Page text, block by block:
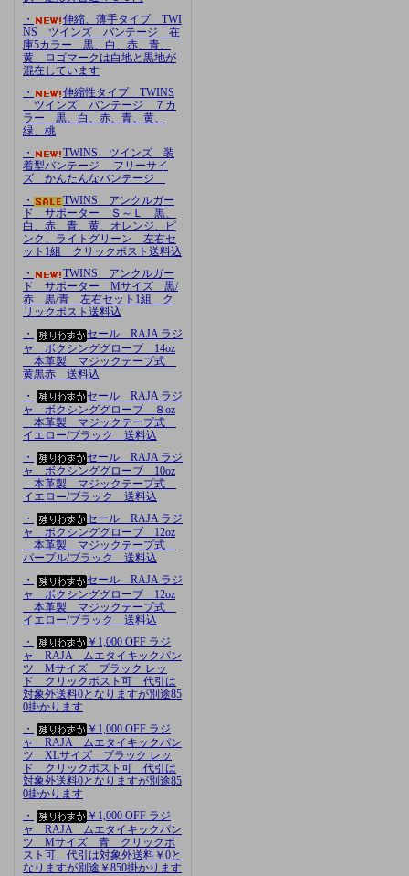
・
伸縮、薄手タイプ TWI
NS ツインズ バンテージ 在
庫5カラー 黒、白、赤、青、
黄 ロゴマークは白地と黒地が
混在しています
・
伸縮性タイプ TWINS
ツインズ バンテージ ７カ
ラー 黒、白、赤、青、黄、
緑、桃
・
TWINS ツインズ 装
着型バンテージ フリーサイ
ズ かんたんなバンテージ
・
TWINS アンクルガー
ド サポーター Ｓ～Ｌ 黒、
白、赤、青、黄、オレンジ、ピ
ンク、ライトグリーン 左右セ
ット1組 クリックポスト送料込
・
TWINS アンクルガー
ド サポーター Mサイズ 黒/
赤 黒/青 左右セット1組 ク
リックポスト送料込
・
セール RAJA ラジ
ャ ボクシンググローブ 14oz
本革製 マジックテープ式
黄黒赤 送料込
・
セール RAJA ラジ
ャ ボクシンググローブ ８oz
本革製 マジックテープ式
イエロー/ブラック 送料込
・
セール RAJA ラジ
ャ ボクシンググローブ 10oz
本革製 マジックテープ式
イエロー/ブラック 送料込
・
セール RAJA ラジ
ャ ボクシンググローブ 12oz
本革製 マジックテープ式
パープル/ブラック 送料込
・
セール RAJA ラジ
ャ ボクシンググローブ 12oz
本革製 マジックテープ式
イエロー/ブラック 送料込
・
￥1,000 OFF ラジ
ャ RAJA ムエタイキックパン
ツ Mサイズ ブラック レッ
ド クリックポスト可 代引は
対象外送料0となりますが別途85
0掛かります
・
￥1,000 OFF ラジ
ャ RAJA ムエタイキックパン
ツ XLサイズ ブラック レッ
ド クリックポスト可 代引は
対象外送料0となりますが別途85
0掛かります
・
￥1,000 OFF ラジ
ャ RAJA ムエタイキックパン
ツ Mサイズ 青 クリックポ
スト可 代引は対象外送料￥0と
なりますが別途￥850掛かります